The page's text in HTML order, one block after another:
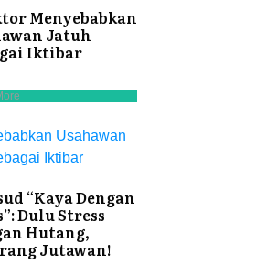
Menyebabkan
Jatuh
Iktibar
Usahawan
Iktibar
“Kaya Dengan
Dulu Stress
Hutang,
Jutawan!